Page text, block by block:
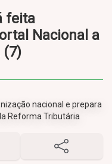
feita
Nacional a
(7)
nacional e prepara
Reforma Tributária